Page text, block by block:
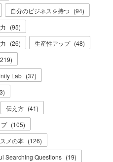
自分のビジネスを持つ (94)
(95)
(26) 生産性アップ (48)
219)
Lab (37)
)
伝え方 (41)
(105)
メの本 (126)
Searching Questions (19)